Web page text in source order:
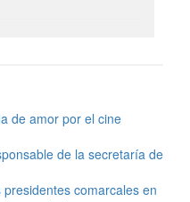
de amor por el cine
de la secretaría de
comarcales en